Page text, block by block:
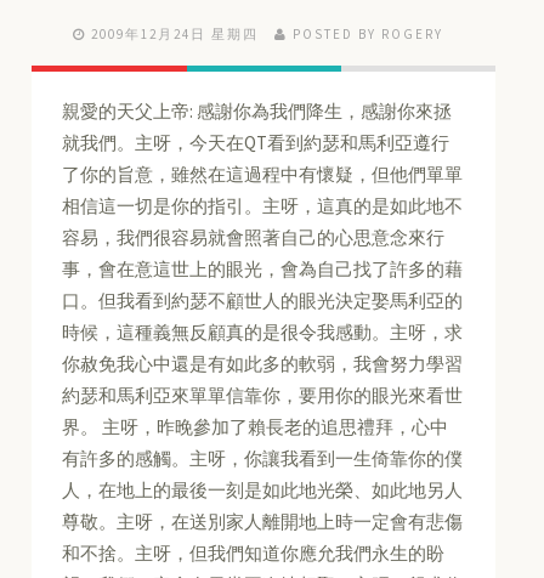
2009年12月24日 星期四 POSTED BY ROGERY
親愛的天父上帝: 感謝你為我們降生，感謝你來拯
就我們。主呀，今天在QT看到約瑟和馬利亞遵行
了你的旨意，雖然在這過程中有懷疑，但他們單單
相信這一切是你的指引。主呀，這真的是如此地不
容易，我們很容易就會照著自己的心思意念來行
事，會在意這世上的眼光，會為自己找了許多的藉
口。但我看到約瑟不顧世人的眼光決定娶馬利亞的
時候，這種義無反顧真的是很令我感動。主呀，求
你赦免我心中還是有如此多的軟弱，我會努力學習
約瑟和馬利亞來單單信靠你，要用你的眼光來看世
界。 主呀，昨晚參加了賴長老的追思禮拜，心中
有許多的感觸。主呀，你讓我看到一生倚靠你的僕
人，在地上的最後一刻是如此地光榮、如此地另人
尊敬。主呀，在送別家人離開地上時一定會有悲傷
和不捨。主呀，但我們知道你應允我們永生的盼